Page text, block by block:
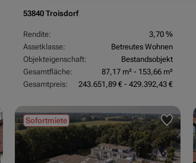
53840 Troisdorf
Rendite:
3,70 %
Assetklasse:
Betreutes Wohnen
Objekteigenschaft:
Bestandsobjekt
Gesamtfläche:
87,17 m² - 153,66 m²
Gesamtpreis:
243.651,89 € - 429.392,43 €
Sofortmiete